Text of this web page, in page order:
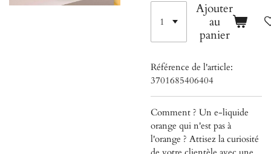
Ajouter
au
panier
Référence de l'article:
3701685406404
Comment ? Un e-liquide
orange qui n'est pas à
l'orange ? Attisez la curiosité